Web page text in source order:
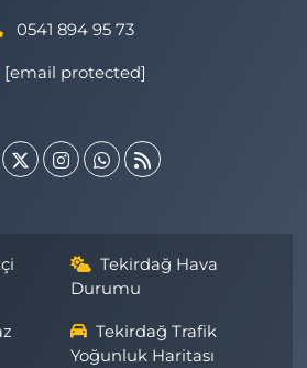
0541 894 95 73
[email protected]
Tekirdağ Hava
Durumu
Tekirdağ Trafik
Yoğunluk Haritası